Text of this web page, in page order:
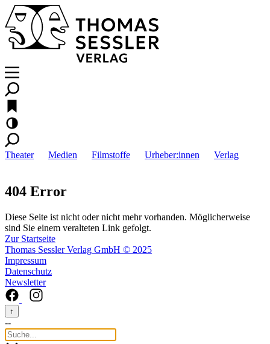
Theater Medien Filmstoffe Urheber:innen Verlag
404 Error
Diese Seite ist nicht oder nicht mehr vorhanden. Möglicherweise
sind Sie einem veralteten Link gefolgt.
Zur Startseite
Thomas Sessler Verlag GmbH © 2025
Impressum
Datenschutz
Newsletter
↑
--